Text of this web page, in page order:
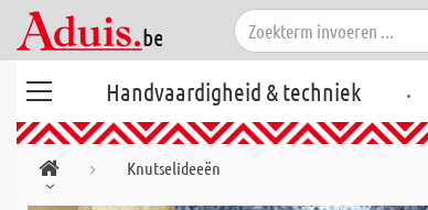
Handvaardigheid & techniek .
Knutselideeën